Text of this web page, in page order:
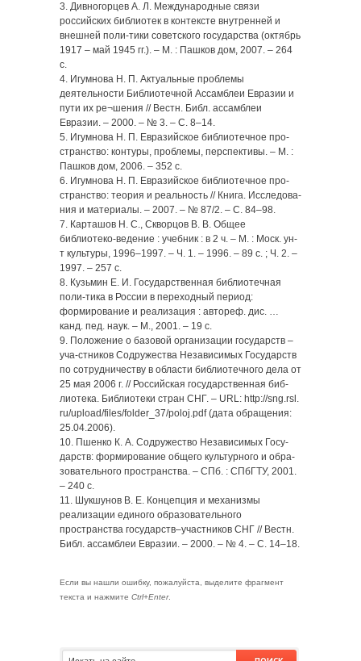
3. Дивногорцев А. Л. Международные связи
российских библиотек в контексте внутренней и
внешней поли-тики советского государства (октябрь
1917 – май 1945 гг.). – М. : Пашков дом, 2007. – 264
с.
4. Игумнова Н. П. Актуальные проблемы
деятельности Библиотечной Ассамблеи Евразии и
пути их ре¬шения // Вестн. Библ. ассамблеи
Евразии. – 2000. – № 3. – С. 8–14.
5. Игумнова Н. П. Евразийское библиотечное про-
странство: контуры, проблемы, перспективы. – М. :
Пашков дом, 2006. – 352 с.
6. Игумнова Н. П. Евразийское библиотечное про-
странство: теория и реальность // Книга. Исследова-
ния и материалы. – 2007. – № 87/2. – С. 84–98.
7. Карташов Н. С., Скворцов В. В. Общее
библиотеко-ведение : учебник : в 2 ч. – М. : Моск. ун-
т культуры, 1996–1997. – Ч. 1. – 1996. – 89 с. ; Ч. 2. –
1997. – 257 с.
8. Кузьмин Е. И. Государственная библиотечная
поли-тика в России в переходный период:
формирование и реализация : автореф. дис. …
канд. пед. наук. – М., 2001. – 19 с.
9. Положение о базовой организации государств –
уча-стников Содружества Независимых Государств
по сотрудничеству в области библиотечного дела от
25 мая 2006 г. // Российская государственная биб-
лиотека. Библиотеки стран СНГ. – URL: http://sng.rsl.
ru/upload/files/folder_37/poloj.pdf (дата обращения:
25.04.2006).
10. Пшенко К. А. Содружество Независимых Госу-
дарств: формирование общего культурного и обра-
зовательного пространства. – СПб. : СПбГТУ, 2001.
– 240 с.
11. Шукшунов В. Е. Концепция и механизмы
реализации единого образовательного
пространства государств–участников СНГ // Вестн.
Библ. ассамблеи Евразии. – 2000. – № 4. – С. 14–18.
Если вы нашли ошибку, пожалуйста, выделите фрагмент
текста и нажмите Ctrl+Enter.